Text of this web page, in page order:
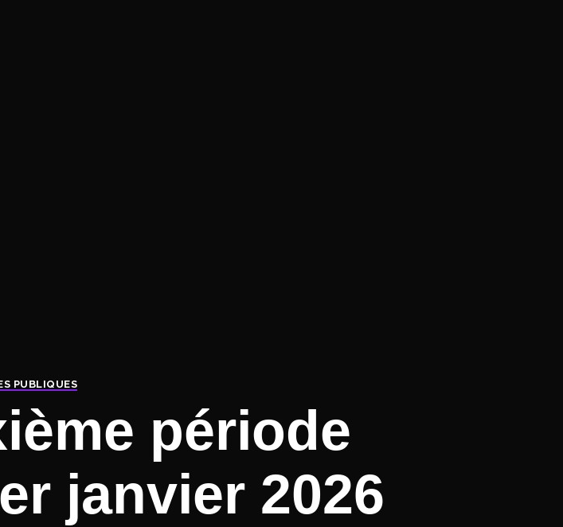
PUBLIQUES
période
janvier 2026